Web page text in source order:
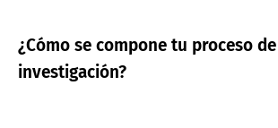
¿Cómo se compone tu proceso de
investigación?